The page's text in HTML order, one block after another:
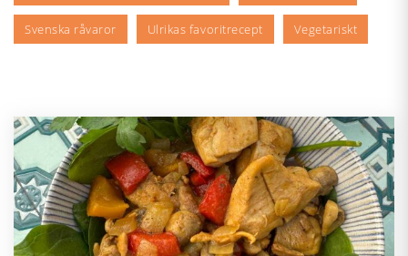
Svenska råvaror Ulrikas favoritrecept Vegetariskt